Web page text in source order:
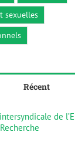
sexuelles
Récent
de